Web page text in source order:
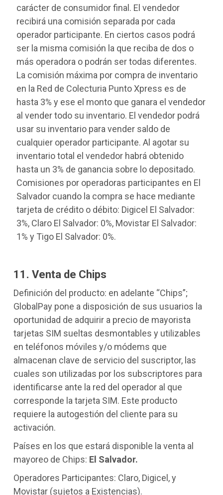
carácter de consumidor final. El vendedor
recibirá una comisión separada por cada
operador participante. En ciertos casos podrá
ser la misma comisión la que reciba de dos o
más operadora o podrán ser todas diferentes.
La comisión máxima por compra de inventario
en la Red de Colecturia Punto Xpress es de
hasta 3% y ese el monto que ganara el vendedor
al vender todo su inventario. El vendedor podrá
usar su inventario para vender saldo de
cualquier operador participante. Al agotar su
inventario total el vendedor habrá obtenido
hasta un 3% de ganancia sobre lo depositado.
Comisiones por operadoras participantes en El
Salvador cuando la compra se hace mediante
tarjeta de crédito o débito: Digicel El Salvador:
3%, Claro El Salvador: 0%, Movistar El Salvador:
1% y Tigo El Salvador: 0%.
11. Venta de Chips
Definición del producto: en adelante “Chips”;
GlobalPay pone a disposición de sus usuarios la
oportunidad de adquirir a precio de mayorista
tarjetas SIM sueltas desmontables y utilizables
en teléfonos móviles y/o módems que
almacenan clave de servicio del suscriptor, las
cuales son utilizadas por los subscriptores para
identificarse ante la red del operador al que
corresponde la tarjeta SIM. Este producto
requiere la autogestión del cliente para su
activación.
Países en los que estará disponible la venta al
mayoreo de Chips: El Salvador.
Operadores Participantes: Claro, Digicel, y
Movistar (sujetos a Existencias).